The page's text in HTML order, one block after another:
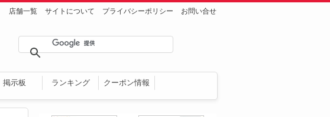
店舗一覧 サイトについて プライバシーポリシー お問い合せ
掲示板 ランキング クーポン情報